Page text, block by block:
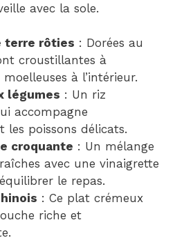
avec la sole.
terre rôties : Dorées au
croustillantes à
moelleuses à l’intérieur.
légumes : Un riz
accompagne
les poissons délicats.
croquante : Un mélange
avec une vinaigrette
le repas.
: Ce plat crémeux
riche et